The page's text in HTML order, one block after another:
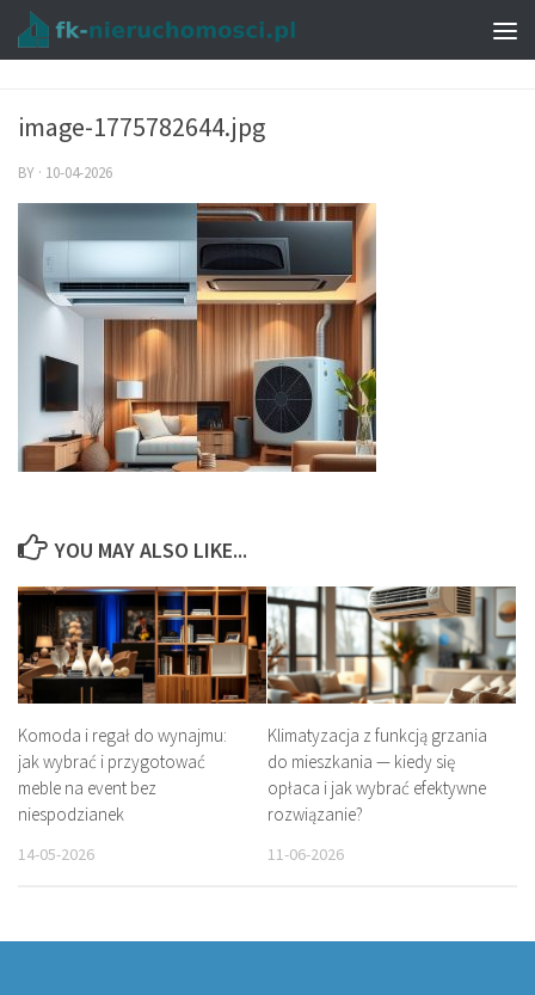
image-1775782644.jpg
BY · 10-04-2026
YOU MAY ALSO LIKE...
Komoda i regał do wynajmu:
jak wybrać i przygotować
meble na event bez
niespodzianek
14-05-2026
Klimatyzacja z funkcją grzania
do mieszkania — kiedy się
opłaca i jak wybrać efektywne
rozwiązanie?
11-06-2026